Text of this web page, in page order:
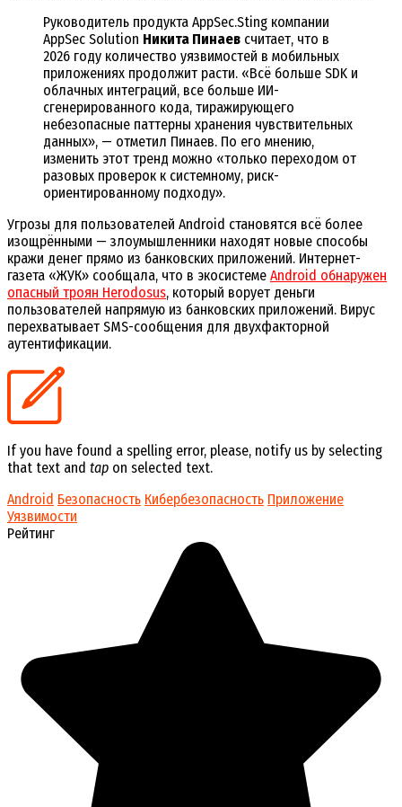
Руководитель продукта AppSec.Sting компании
AppSec Solution Никита Пинаев считает, что в
2026 году количество уязвимостей в мобильных
приложениях продолжит расти. «Всё больше SDK и
облачных интеграций, все больше ИИ-
сгенерированного кода, тиражирующего
небезопасные паттерны хранения чувствительных
данных», — отметил Пинаев. По его мнению,
изменить этот тренд можно «только переходом от
разовых проверок к системному, риск-
ориентированному подходу».
Угрозы для пользователей Android становятся всё более
изощрёнными — злоумышленники находят новые способы
кражи денег прямо из банковских приложений. Интернет-
газета «ЖУК» сообщала, что в экосистеме Android обнаружен
опасный троян Herodosus, который ворует деньги
пользователей напрямую из банковских приложений. Вирус
перехватывает SMS-сообщения для двухфакторной
аутентификации.
If you have found a spelling error, please, notify us by selecting
that text and tap on selected text.
Android Безопасность Кибербезопасность Приложение
Уязвимости
Рейтинг